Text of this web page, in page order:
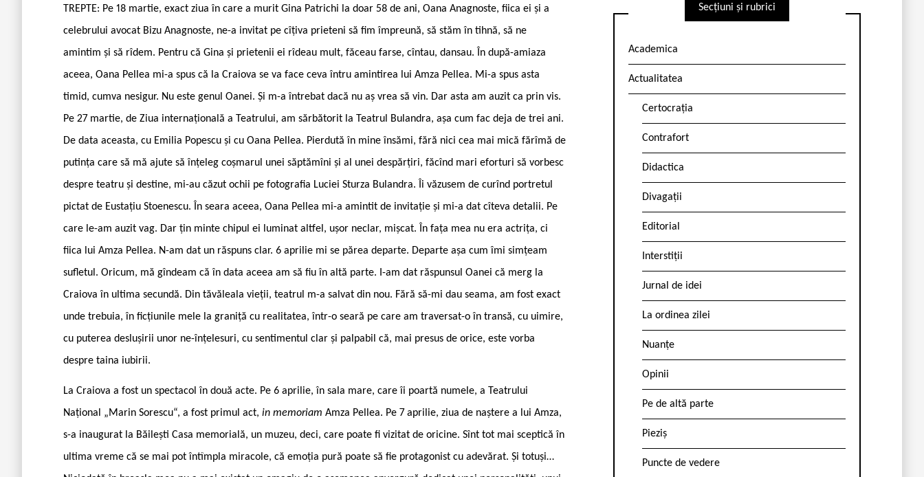
TREPTE: Pe 18 martie, exact ziua în care a murit Gina Patrichi la doar 58 de ani, Oana Anagnoste, fiica ei și a
celebrului avocat Bizu Anagnoste, ne-a invitat pe cîțiva prieteni să fim împreună, să stăm în tihnă, să ne
amintim și să rîdem. Pentru că Gina și prietenii ei rîdeau mult, făceau farse, cîntau, dansau. În după-amiaza
aceea, Oana Pellea mi-a spus că la Craiova se va face ceva întru amintirea lui Amza Pellea. Mi-a spus asta
timid, cumva nesigur. Nu este genul Oanei. Și m-a întrebat dacă nu aș vrea să vin. Dar asta am auzit ca prin vis.
Pe 27 martie, de Ziua internațională a Teatrului, am sărbătorit la Teatrul Bulandra, așa cum fac deja de trei ani.
De data aceasta, cu Emilia Popescu și cu Oana Pellea. Pierdută în mine însămi, fără nici cea mai mică fărîmă de
putința care să mă ajute să înțeleg coșmarul unei săptămîni și al unei despărțiri, făcînd mari eforturi să vorbesc
despre teatru și destine, mi-au căzut ochii pe fotografia Luciei Sturza Bulandra. Îi văzusem de curînd portretul
pictat de Eustațiu Stoenescu. În seara aceea, Oana Pellea mi-a amintit de invitație și mi-a dat cîteva detalii. Pe
care le-am auzit vag. Dar țin minte chipul ei luminat altfel, ușor neclar, mișcat. În fața mea nu era actrița, ci
fiica lui Amza Pellea. N-am dat un răspuns clar. 6 aprilie mi se părea departe. Departe așa cum îmi simțeam
sufletul. Oricum, mă gîndeam că în data aceea am să fiu în altă parte. I-am dat răspunsul Oanei că merg la
Craiova în ultima secundă. Din tăvăleala vieții, teatrul m-a salvat din nou. Fără să-mi dau seama, am fost exact
unde trebuia, în ficțiunile mele la graniță cu realitatea, într-o seară pe care am traversat-o în transă, cu uimire,
cu puterea deslușirii unor ne-înțelesuri, cu sentimentul clar și palpabil că, mai presus de orice, este vorba
despre taina iubirii.
La Craiova a fost un spectacol în două acte. Pe 6 aprilie, în sala mare, care îi poartă numele, a Teatrului
Național „Marin Sorescu“, a fost primul act, in memoriam Amza Pellea. Pe 7 aprilie, ziua de naștere a lui Amza,
s-a inaugurat la Băilești Casa memorială, un muzeu, deci, care poate fi vizitat de oricine. Sînt tot mai sceptică în
ultima vreme că se mai pot întîmpla miracole, că emoția pură poate să fie protagonist cu adevărat. Și totuși…
Secțiuni și rubrici
Academica
Actualitatea
Certocrația
Contrafort
Didactica
Divagații
Editorial
Interstiții
Jurnal de idei
La ordinea zilei
Nuanțe
Opinii
Pe de altă parte
Pieziș
Puncte de vedere